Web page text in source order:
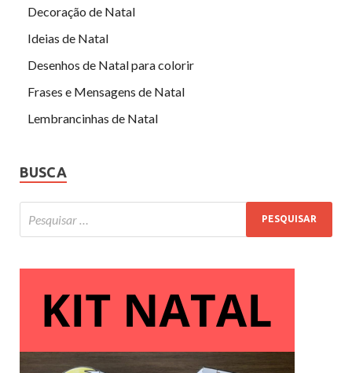
Decoração de Natal
Ideias de Natal
Desenhos de Natal para colorir
Frases e Mensagens de Natal
Lembrancinhas de Natal
BUSCA